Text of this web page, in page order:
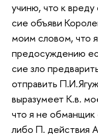
учиню, что к
сие объяви
моим словом, что
предосуждению
сие зло
отправить
выразумеет К.в.
что я не обманщик
либо П. действия